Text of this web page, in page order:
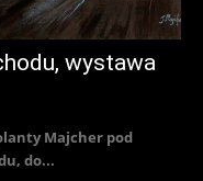
wystawa
Majcher pod
do...